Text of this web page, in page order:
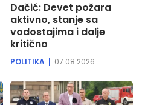
Dačić: Devet požara
aktivno, stanje sa
vodostajima i dalje
kritično
POLITIKA 07.08.2026